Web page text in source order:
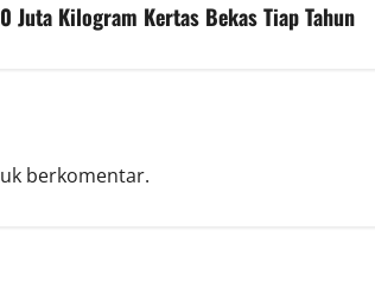
Juta Kilogram Kertas Bekas Tiap Tahun
berkomentar.